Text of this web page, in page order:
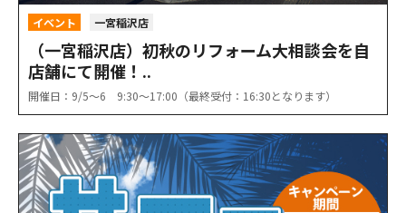
イベント 一宮稲沢店
（一宮稲沢店）初秋のリフォーム大相談会を自
店舗にて開催！..
開催日：9/5〜6 9:30〜17:00（最終受付：16:30となります）